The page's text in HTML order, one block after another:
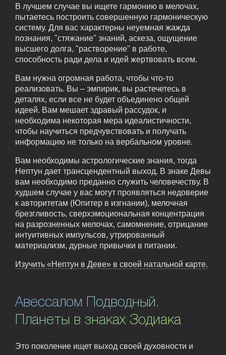
В лучшем случае вы ищете гармонию в мелочах,
пытаетесь построить совершенную гармоническую
систему. Для вас характерны неуемная жажда
познания, "стяжание" знаний, аскеза, ощущение
высшего долга, "растворение" в работе,
способность ради дела и идей жертвовать всем.
Вам нужна огромная работа, чтобы что-то
реализовать. Вы – эмпирик, вы растечетесь в
деталях, если все не будет объединено общей
идеей. Вам мешает здравый рассудок, и
необходима некоторая мера идеалистичности,
чтобы научиться предчувствовать и получать
информацию не только на вербальном уровне.
Вам необходимы астрологические знания, тогда
Нептун дает трансцендентный выход. В знаке Девы
вам необходимо преданно служить человечеству. В
худшем случае у вас могут проявляться недоверие
к авторитетам (Юпитер в изгнании), мелочная
брезгливость, сверхэмоциональная концентрация
на разрозненных мелочах, самомнение, отрицание
интуитивных импульсов, утрированный
материализм, дурные привычки в питании.
Изучить «Нептун в Деве» в своей натальной карте.
Авессалом Подводный.
Планеты в знаках Зодиака
Это поколение ищет выход своей духовности и